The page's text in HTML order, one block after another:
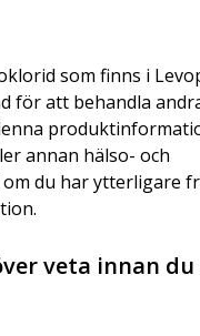
som finns i
för att behandla
annan hälso- och
du har ytterligare
veta innan